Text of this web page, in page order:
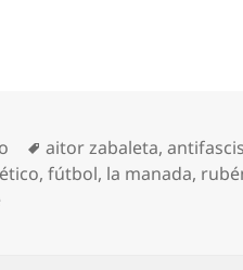
Etiquetas
aitor zabaleta,
,fútbol, la manada,